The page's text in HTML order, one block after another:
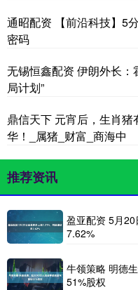
通昭配资 【前沿科技】5
密码
无锡恒鑫配资 伊朗外长：
局计划”
鼎信天下 元宵后，生肖
华！_属猪_财富_商海中
推荐资讯
盈亚配资 5月
7.62%
牛领策略 明德
51%股权